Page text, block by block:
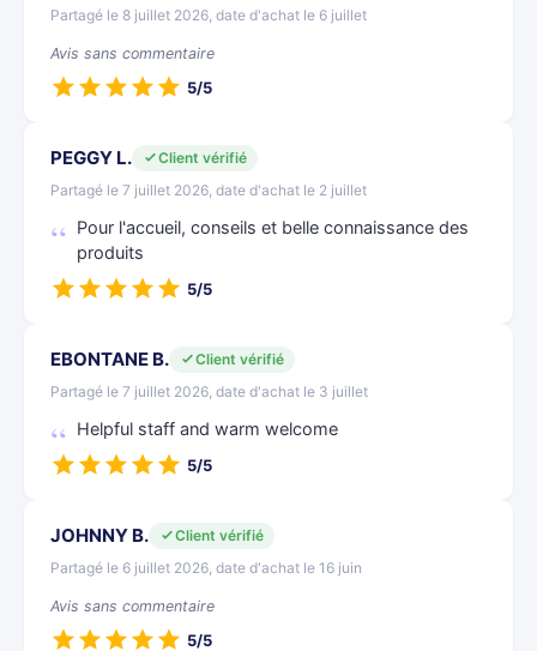
Partagé le 8 juillet 2026, date d'achat le 6 juillet
Avis sans commentaire
5/5
PEGGY L.
Client vérifié
Partagé le 7 juillet 2026, date d'achat le 2 juillet
Pour l'accueil, conseils et belle connaissance des
produits
5/5
EBONTANE B.
Client vérifié
Partagé le 7 juillet 2026, date d'achat le 3 juillet
Helpful staff and warm welcome
5/5
JOHNNY B.
Client vérifié
Partagé le 6 juillet 2026, date d'achat le 16 juin
Avis sans commentaire
5/5